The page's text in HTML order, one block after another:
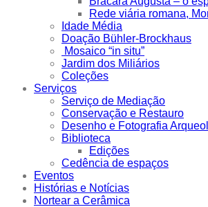
Rede viária romana,
Idade Média
Doação Bühler-Brockhaus
Mosaico “in situ”
Jardim dos Miliários
Coleções
Serviços
Serviço de Mediação
Conservação e Restauro
Desenho e Fotografia
Biblioteca
Edições
Cedência de espaços
Eventos
Histórias e Notícias
Nortear a Cerâmica